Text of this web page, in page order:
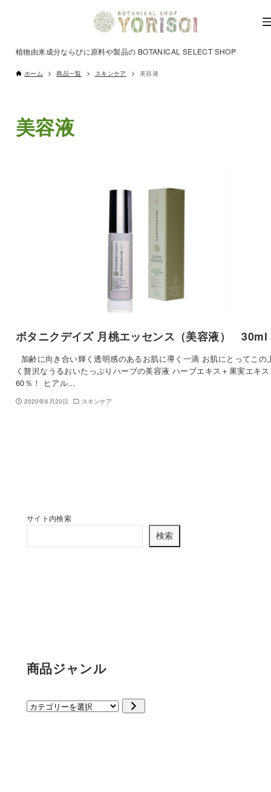
植物由来成分ならびに原料や製品の BOTANICAL SELECT SHOP
ホーム 商品一覧 スキンケア 美容液
美容液
ボタニクデイズ 月桃エッセンス（美容液） 30ml
加齢に向き合い輝く透明感のあるお肌に導く一滴 お肌にとってこの
く贅沢なうるおいたっぷりハーブの美容液 ハーブエキス＋果実エキス
60％！ ヒアル…
2020年6月20日 スキンケア
サイト内検索
検索
商品ジャンル
カ